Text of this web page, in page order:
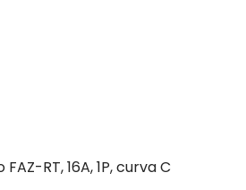
RT, 16A, 1P, curva C